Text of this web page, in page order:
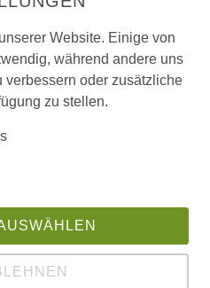
Website. Einige von
während andere uns
verbessern oder zusätzliche
zu stellen.